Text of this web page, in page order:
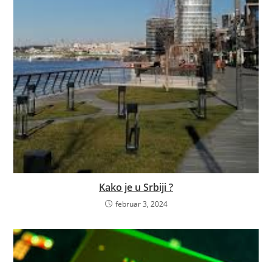
Kako je u Srbiji ?
februar 3, 2024